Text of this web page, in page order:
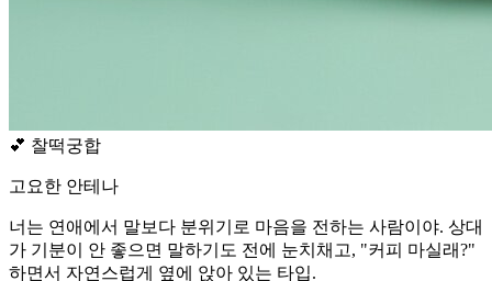
💕 찰떡궁합
고요한 안테나
너는 연애에서 말보다 분위기로 마음을 전하는 사람이야. 상대
가 기분이 안 좋으면 말하기도 전에 눈치채고, "커피 마실래?"
하면서 자연스럽게 옆에 앉아 있는 타입.